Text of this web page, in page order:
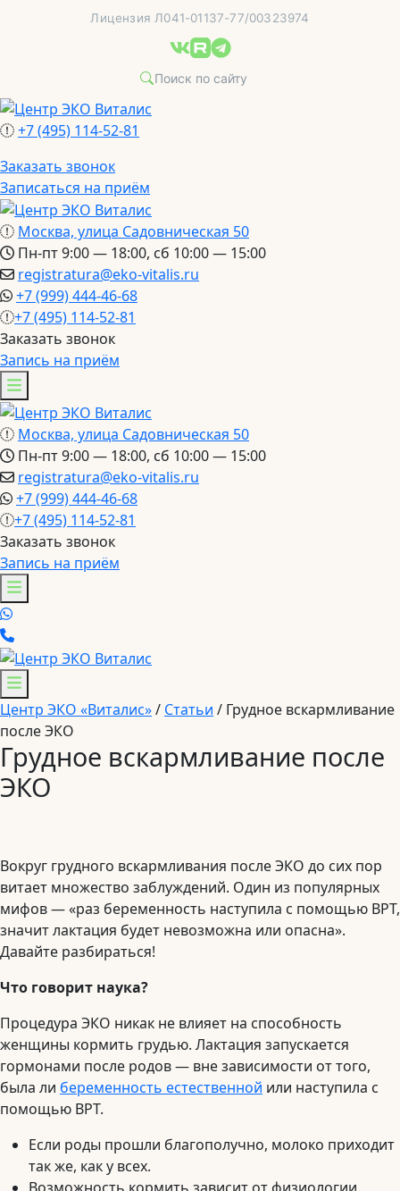
Лицензия Л041-01137-77/00323974
+7 (495) 114-52-81
Заказать звонок
Записаться на приём
Москва, улица Садовническая 50
Пн-пт 9:00 — 18:00, сб 10:00 — 15:00
registratura@eko-vitalis.ru
+7 (999) 444-46-68
+7 (495) 114-52-81
Заказать звонок
Запись на приём
Москва, улица Садовническая 50
Пн-пт 9:00 — 18:00, сб 10:00 — 15:00
registratura@eko-vitalis.ru
+7 (999) 444-46-68
+7 (495) 114-52-81
Заказать звонок
Запись на приём
Центр ЭКО «Виталис»/ Статьи / Грудное вскармливание
после ЭКО
Грудное вскармливание после
ЭКО
Вокруг грудного вскармливания после ЭКО до сих пор
витает множество заблуждений. Один из популярных
мифов — «раз беременность наступила с помощью ВРТ,
значит лактация будет невозможна или опасна».
Давайте разбираться!
Что говорит наука?
Процедура ЭКО никак не влияет на способность
женщины кормить грудью. Лактация запускается
гормонами после родов — вне зависимости от того,
была ли беременность естественной или наступила с
помощью ВРТ.
Если роды прошли благополучно, молоко приходит
так же, как у всех.